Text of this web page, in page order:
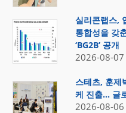
실리콘랩스,
통합성을 갖
‘BG2B’ 공개
2026-08-07
스테츠, 훈제
케 진출… 글
2026-08-06